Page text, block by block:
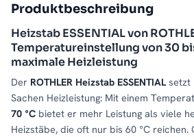
Produktbeschreibung
Heizstab ESSENTIAL von
Temperatureinstellung von 30
maximale Heizleistung
Der ROTHLER Heizstab ESSENTIALsetzt
Sachen Heizleistung: Mit einem
70 °C bietet er mehr Leistung als viele
Heizstäbe, die oft nur bis 60 °C reichen.